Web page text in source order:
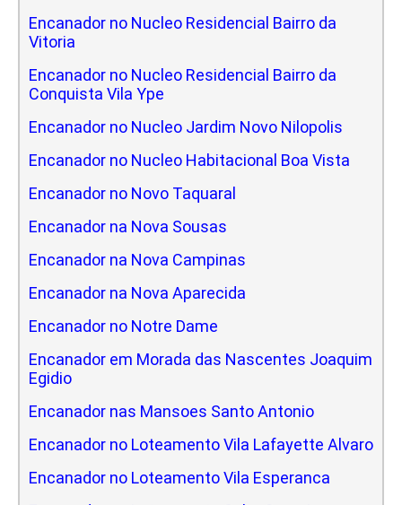
Encanador no Nucleo Residencial Bairro da
Vitoria
Encanador no Nucleo Residencial Bairro da
Conquista Vila Ype
Encanador no Nucleo Jardim Novo Nilopolis
Encanador no Nucleo Habitacional Boa Vista
Encanador no Novo Taquaral
Encanador na Nova Sousas
Encanador na Nova Campinas
Encanador na Nova Aparecida
Encanador no Notre Dame
Encanador em Morada das Nascentes Joaquim
Egidio
Encanador nas Mansoes Santo Antonio
Encanador no Loteamento Vila Lafayette Alvaro
Encanador no Loteamento Vila Esperanca